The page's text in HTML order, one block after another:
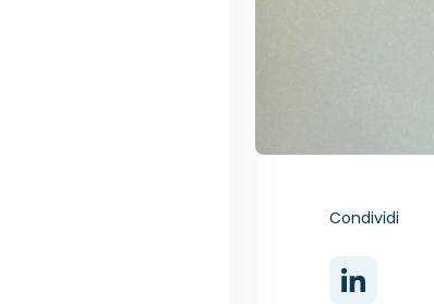
Condividi